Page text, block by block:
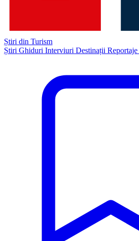
Știri din Turism
Știri Ghiduri Interviuri Destinații Reportaje